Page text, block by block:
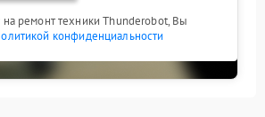
на ремонт техники Thunderobot, Вы
конфиденциальности